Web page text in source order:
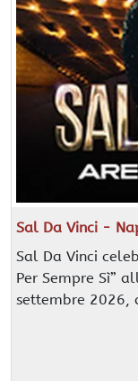
Sal Da Vinci -
Sal Da Vinci
Per Sempre Sì”
settembre 2026,